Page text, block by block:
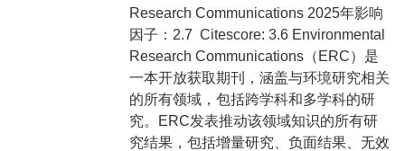
Research Communications 2025年影响
因子：2.7 Citescore: 3.6 Environmental
Research Communications（ERC）是
一本开放获取期刊，涵盖与环境研究相关
的所有领域，包括跨学科和多学科的研
究。ERC发表推动该领域知识的所有研
究结果，包括增量研究、负面结果、无效